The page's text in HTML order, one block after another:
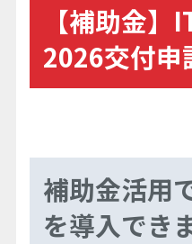
【補助金
2026交付申
補助金活用
を導入でき